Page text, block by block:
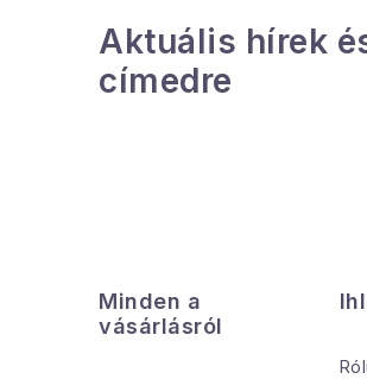
Aktuális hírek
címedre
Minden a
vásárlásról